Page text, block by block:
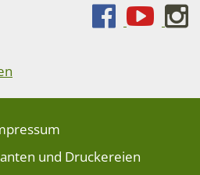
und Druckereien